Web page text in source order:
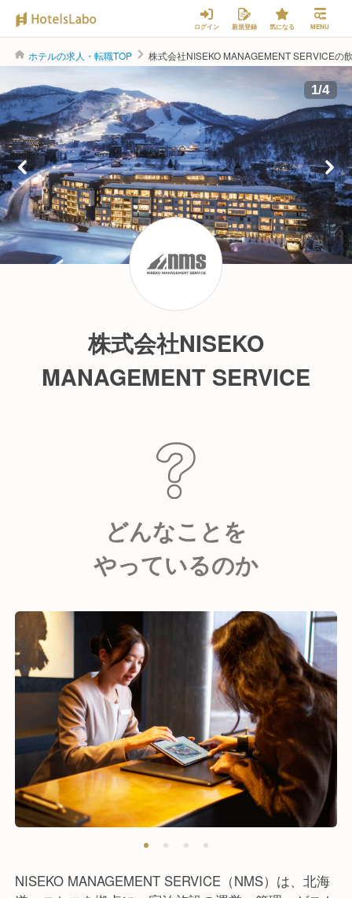
ログイン 新規登録 気になる MENU
ホテルの求人・転職TOP 株式会社NISEKO MANAGEMENT SERVICEの
1/4
株式会社NISEKO
MANAGEMENT SERVICE
どんなことを
やっているのか
NISEKO MANAGEMENT SERVICE（NMS）は、北海